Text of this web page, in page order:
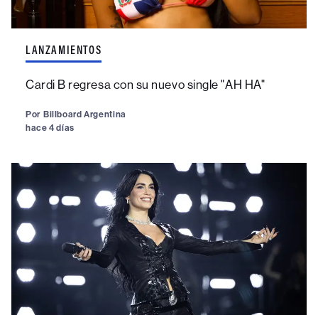
LANZAMIENTOS
Cardi B regresa con su nuevo single "AH HA"
Por Billboard Argentina
hace 4 días